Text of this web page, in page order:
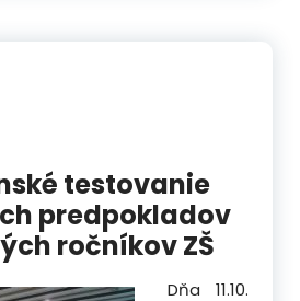
testovanie
predpokladov
ročníkov ZŠ
Dňa 11.10.